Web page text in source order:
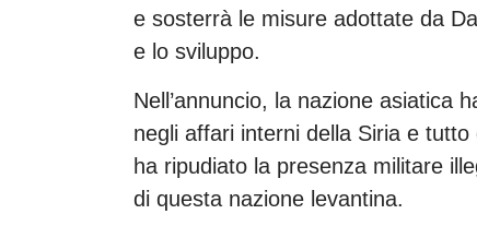
e sosterrà le misure adottate da
e lo sviluppo.
Nell’annuncio, la nazione asiatica
negli affari interni della Siria e
ha ripudiato la presenza militare
di questa nazione levantina.